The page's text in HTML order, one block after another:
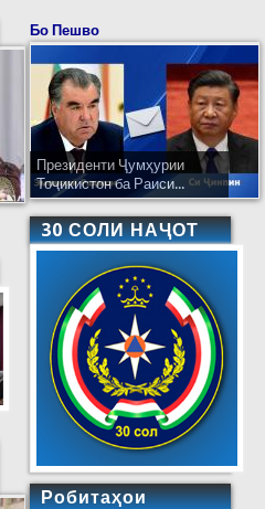
Бо Пешво
Президенти Ҷумҳурии
Тоҷикистон ба Раиси...
30 СОЛИ НАҶОТ
Робитаҳои